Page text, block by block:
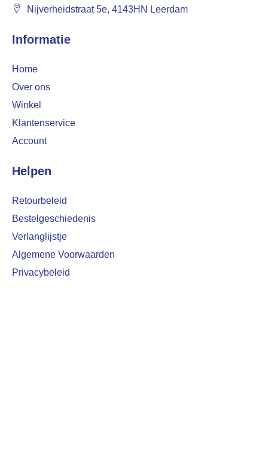
Nijverheidstraat 5e, 4143HN Leerdam
Informatie
Home
Over ons
Winkel
Klantenservice
Account
Helpen
Retourbeleid
Bestelgeschiedenis
Verlanglijstje
Algemene Voorwaarden
Privacybeleid